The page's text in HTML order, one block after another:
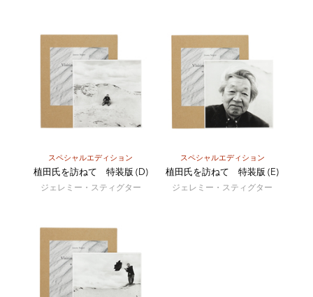
スペシャルエディション
植田氏を訪ねて 特装版 (D)
ジェレミー・スティグター
スペシャルエディション
植田氏を訪ねて 特装版 (E)
ジェレミー・スティグター